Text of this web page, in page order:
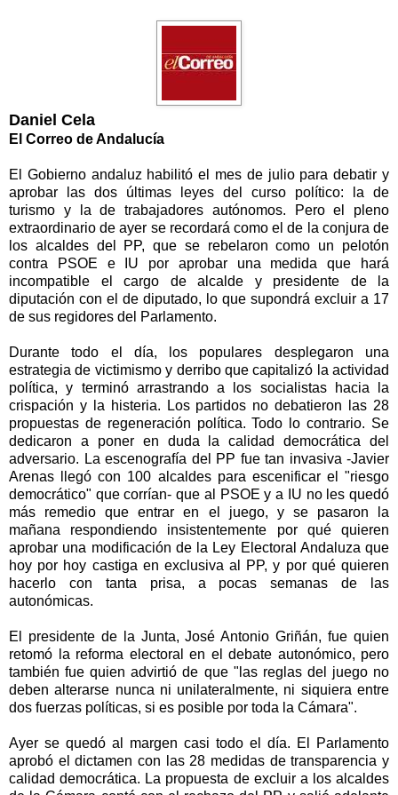
Daniel Cela
El Correo de Andalucía
El Gobierno andaluz habilitó el mes de julio para debatir y
aprobar las dos últimas leyes del curso político: la de
turismo y la de trabajadores autónomos. Pero el pleno
extraordinario de ayer se recordará como el de la conjura de
los alcaldes del PP, que se rebelaron como un pelotón
contra PSOE e IU por aprobar una medida que hará
incompatible el cargo de alcalde y presidente de la
diputación con el de diputado, lo que supondrá excluir a 17
de sus regidores del Parlamento.
Durante todo el día, los populares desplegaron una
estrategia de victimismo y derribo que capitalizó la actividad
política, y terminó arrastrando a los socialistas hacia la
crispación y la histeria. Los partidos no debatieron las 28
propuestas de regeneración política. Todo lo contrario. Se
dedicaron a poner en duda la calidad democrática del
adversario. La escenografía del PP fue tan invasiva -Javier
Arenas llegó con 100 alcaldes para escenificar el "riesgo
democrático" que corrían- que al PSOE y a IU no les quedó
más remedio que entrar en el juego, y se pasaron la
mañana respondiendo insistentemente por qué quieren
aprobar una modificación de la Ley Electoral Andaluza que
hoy por hoy castiga en exclusiva al PP, y por qué quieren
hacerlo con tanta prisa, a pocas semanas de las
autonómicas.
El presidente de la Junta, José Antonio Griñán, fue quien
retomó la reforma electoral en el debate autonómico, pero
también fue quien advirtió de que "las reglas del juego no
deben alterarse nunca ni unilateralmente, ni siquiera entre
dos fuerzas políticas, si es posible por toda la Cámara".
Ayer se quedó al margen casi todo el día. El Parlamento
aprobó el dictamen con las 28 medidas de transparencia y
calidad democrática. La propuesta de excluir a los alcaldes